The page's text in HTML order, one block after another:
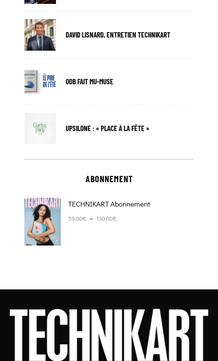
DAVID LISNARD, ENTRETIEN TECHNIKART
ODB FAIT MU-MUSE
UPSILONE : « PLACE À LA FÊTE »
ABONNEMENT
TECHNIKART Abonnement
59,00€ – 130,00€